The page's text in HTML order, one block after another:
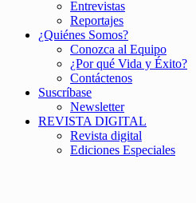
Entrevistas
Reportajes
¿Quiénes Somos?
Conozca al Equipo
¿Por qué Vida y Éxito?
Contáctenos
Suscríbase
Newsletter
REVISTA DIGITAL
Revista digital
Ediciones Especiales